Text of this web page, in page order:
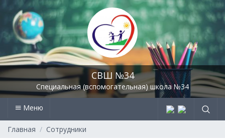
СВШ №34
Специальная (вспомогательная) школа №34
Меню
Главная Сотрудники